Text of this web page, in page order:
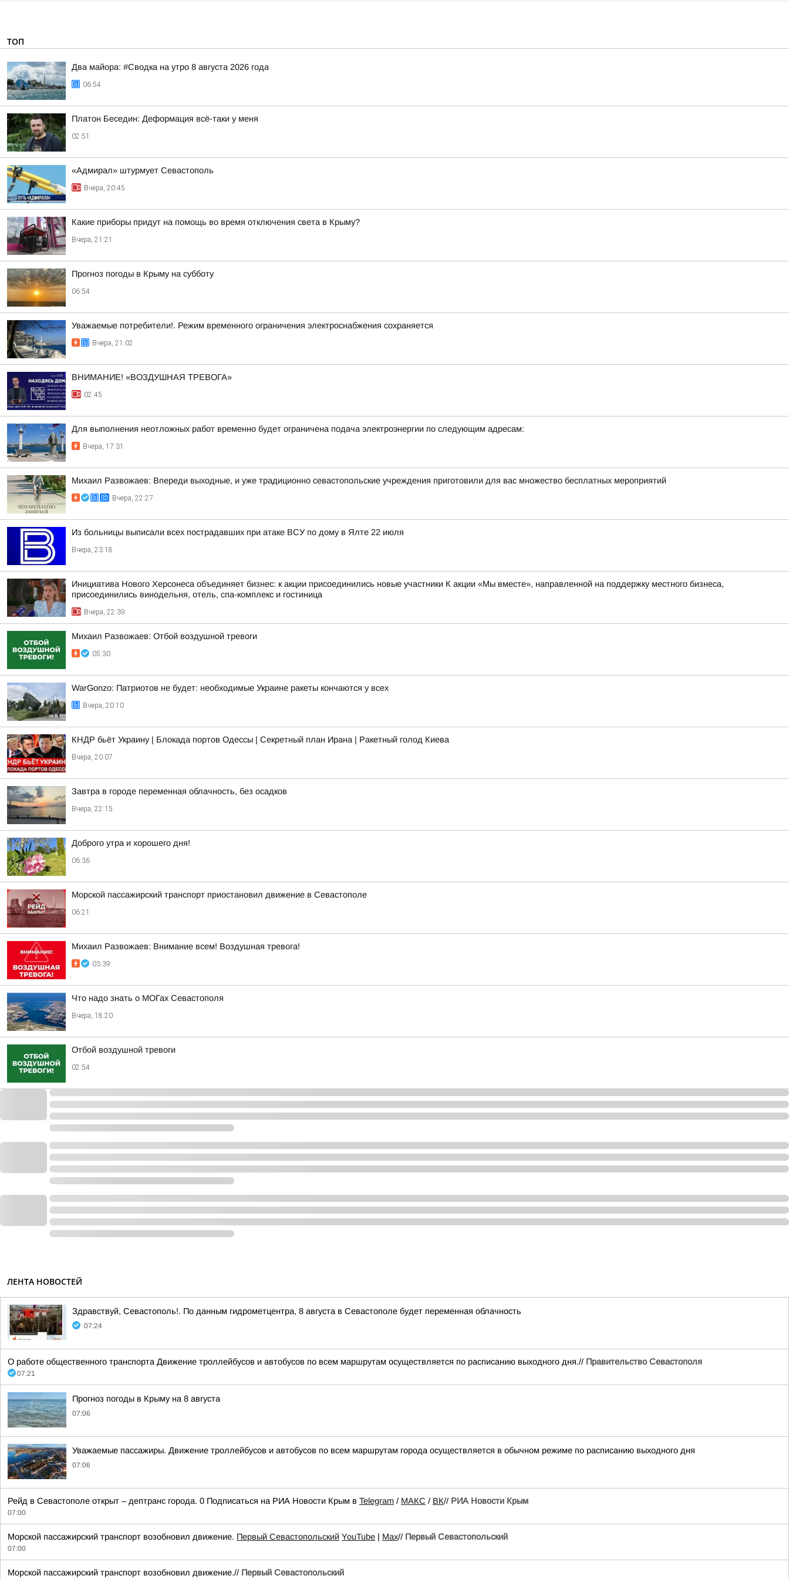
ТОП
Два майора: #Сводка на утро 8 августа 2026 года
06:54
Платон Беседин: Деформация всё-таки у меня
02:51
«Адмирал» штурмует Севастополь
Вчера, 20:45
Какие приборы придут на помощь во время отключения света в Крыму?
Вчера, 21:21
Прогноз погоды в Крыму на субботу
06:54
Уважаемые потребители!. Режим временного ограничения электроснабжения сохраняется
Вчера, 21:02
ВНИМАНИЕ! «ВОЗДУШНАЯ ТРЕВОГА»
02:45
Для выполнения неотложных работ временно будет ограничена подача электроэнергии по следующим адресам:
Вчера, 17:31
Михаил Развожаев: Впереди выходные, и уже традиционно севастопольские учреждения приготовили для вас множество бесплатных мероприятий
Вчера, 22:27
Из больницы выписали всех пострадавших при атаке ВСУ по дому в Ялте 22 июля
Вчера, 23:18
Инициатива Нового Херсонеса объединяет бизнес: к акции присоединились новые участники К акции «Мы вместе», направленной на поддержку местного бизнеса,
присоединились винодельня, отель, спа-комплекс и гостиница
Вчера, 22:39
Михаил Развожаев: Отбой воздушной тревоги
05:30
WarGonzo: Патриотов не будет: необходимые Украине ракеты кончаются у всех
Вчера, 20:10
КНДР бьёт Украину | Блокада портов Одессы | Секретный план Ирана | Ракетный голод Киева
Вчера, 20:07
Завтра в городе переменная облачность, без осадков
Вчера, 22:15
Доброго утра и хорошего дня!
06:36
Морской пассажирский транспорт приостановил движение в Севастополе
06:21
Михаил Развожаев: Внимание всем! Воздушная тревога!
03:39
Что надо знать о МОГах Севастополя
Вчера, 18:20
Отбой воздушной тревоги
02:54
ЛЕНТА НОВОСТЕЙ
Здравствуй, Севастополь!. По данным гидрометцентра, 8 августа в Севастополе будет переменная облачность
07:24
О работе общественного транспорта Движение троллейбусов и автобусов по всем маршрутам осуществляется по расписанию выходного дня.// Правительство Севастополя
07:21
Прогноз погоды в Крыму на 8 августа
07:06
Уважаемые пассажиры. Движение троллейбусов и автобусов по всем маршрутам города осуществляется в обычном режиме по расписанию выходного дня
07:06
Рейд в Севастополе открыт – дептранс города. 0 Подписаться на РИА Новости Крым в Telegram / МАКС / ВК// РИА Новости Крым
07:00
Морской пассажирский транспорт возобновил движение. Первый Севастопольский YouTube | Max// Первый Севастопольский
07:00
Морской пассажирский транспорт возобновил движение.// Первый Севастопольский